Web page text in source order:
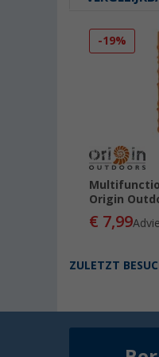
-19%
Origin
€ 7,99
ZULETZT